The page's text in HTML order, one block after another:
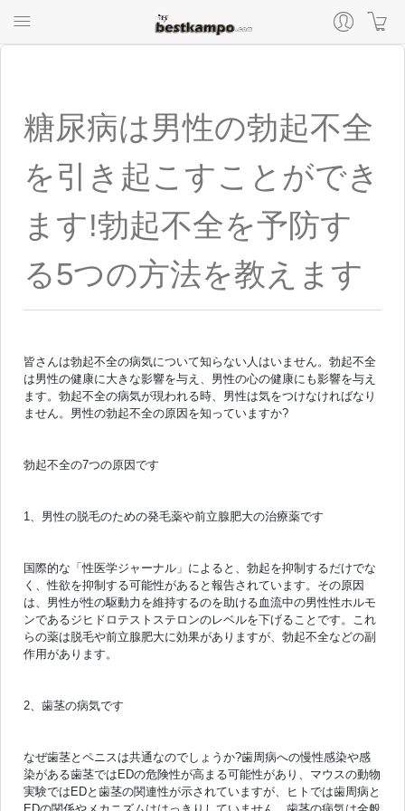
糖尿病は男性の勃起不全
を引き起こすことができ
ます!勃起不全を予防す
る5つの方法を教えます
皆さんは勃起不全の病気について知らない人はいません。勃起不全
は男性の健康に大きな影響を与え、男性の心の健康にも影響を与え
ます。勃起不全の病気が現われる時、男性は気をつけなければなり
ません。男性の勃起不全の原因を知っていますか?
勃起不全の7つの原因です
1、男性の脱毛のための発毛薬や前立腺肥大の治療薬です
国際的な「性医学ジャーナル」によると、勃起を抑制するだけでな
く、性欲を抑制する可能性があると報告されています。その原因
は、男性が性の駆動力を維持するのを助ける血流中の男性性ホルモ
ンであるジヒドロテストステロンのレベルを下げることです。これ
らの薬は脱毛や前立腺肥大に効果がありますが、勃起不全などの副
作用があります。
2、歯茎の病気です
なぜ歯茎とペニスは共通なのでしょうか?歯周病への慢性感染や感
染がある歯茎ではEDの危険性が高まる可能性があり、マウスの動物
実験ではEDと歯茎の関連性が示されていますが、ヒトでは歯周病と